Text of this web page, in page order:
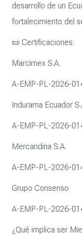
desarrollo de un
fortalecimiento del
📜 Certificaciones:
Marcimex S.A.
A-EMP-PL-2026-
Indurama Ecuador
A-EMP-PL-2026-
Mercandina S.A.
A-EMP-PL-2026-
Grupo Consenso
A-EMP-PL-2026-
¿Qué implica ser